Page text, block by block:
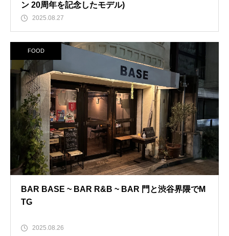
ン 20周年を記念したモデル)
2025.08.27
FOOD
BAR BASE ~ BAR R&B ~ BAR 門と渋谷界隈でM
TG
2025.08.26